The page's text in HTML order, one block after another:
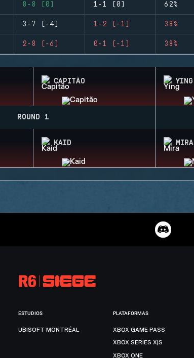
8-8 (0) 1-1 (0) 62%
3-7 (-4) 1-2 (-1) 38%
2-8 (-6) 0-1 (-1) 38%
CAPITÃO YING
ROUND 1
KAID MIRA
ESTUDIOS
UBISOFT MONTRÉAL
PLATAFORMAS
XBOX GAME PASS
XBOX SERIES X|S
XBOX ONE